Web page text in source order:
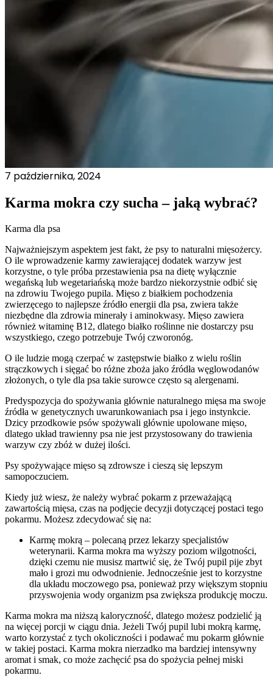
7 października, 2024
Karma mokra czy sucha – jaką wybrać?
Karma dla psa
Najważniejszym aspektem jest fakt, że psy to naturalni mięsożercy.
O ile wprowadzenie karmy zawierającej dodatek warzyw jest
korzystne, o tyle próba przestawienia psa na dietę wyłącznie
wegańską lub wegetariańską może bardzo niekorzystnie odbić się
na zdrowiu Twojego pupila. Mięso z białkiem pochodzenia
zwierzęcego to najlepsze źródło energii dla psa, zwiera także
niezbędne dla zdrowia minerały i aminokwasy. Mięso zawiera
również witaminę B12, dlatego białko roślinne nie dostarczy psu
wszystkiego, czego potrzebuje Twój czworonóg.
O ile ludzie mogą czerpać w zastępstwie białko z wielu roślin
strączkowych i sięgać bo różne zboża jako źródła węglowodanów
złożonych, o tyle dla psa takie surowce często są alergenami.
Predyspozycja do spożywania głównie naturalnego mięsa ma swoje
źródła w genetycznych uwarunkowaniach psa i jego instynkcie.
Dzicy przodkowie psów spożywali głównie upolowane mięso,
dlatego układ trawienny psa nie jest przystosowany do trawienia
warzyw czy zbóż w dużej ilości.
Psy spożywające mięso są zdrowsze i cieszą się lepszym
samopoczuciem.
Kiedy już wiesz, że należy wybrać pokarm z przeważającą
zawartością mięsa, czas na podjęcie decyzji dotyczącej postaci tego
pokarmu. Możesz zdecydować się na:
Karmę mokrą – polecaną przez lekarzy specjalistów
weterynarii. Karma mokra ma wyższy poziom wilgotności,
dzięki czemu nie musisz martwić się, że Twój pupil pije zbyt
mało i grozi mu odwodnienie. Jednocześnie jest to korzystne
dla układu moczowego psa, ponieważ przy większym stopniu
przyswojenia wody organizm psa zwiększa produkcję moczu.
Karma mokra ma niższą kaloryczność, dlatego możesz podzielić ją
na więcej porcji w ciągu dnia. Jeżeli Twój pupil lubi mokrą karmę,
warto korzystać z tych okoliczności i podawać mu pokarm głównie
w takiej postaci. Karma mokra nierzadko ma bardziej intensywny
aromat i smak, co może zachęcić psa do spożycia pełnej miski
pokarmu.